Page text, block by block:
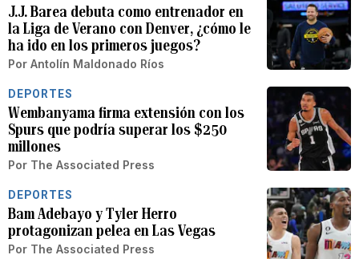
J.J. Barea debuta como entrenador en
la Liga de Verano con Denver, ¿cómo le
ha ido en los primeros juegos?
Por Antolín Maldonado Ríos
DEPORTES
Wembanyama firma extensión con los
Spurs que podría superar los $250
millones
Por The Associated Press
DEPORTES
Bam Adebayo y Tyler Herro
protagonizan pelea en Las Vegas
Por The Associated Press